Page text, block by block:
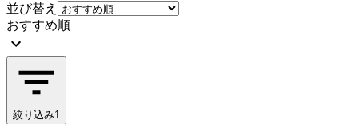
並び替え
おすすめ順
絞り込み1